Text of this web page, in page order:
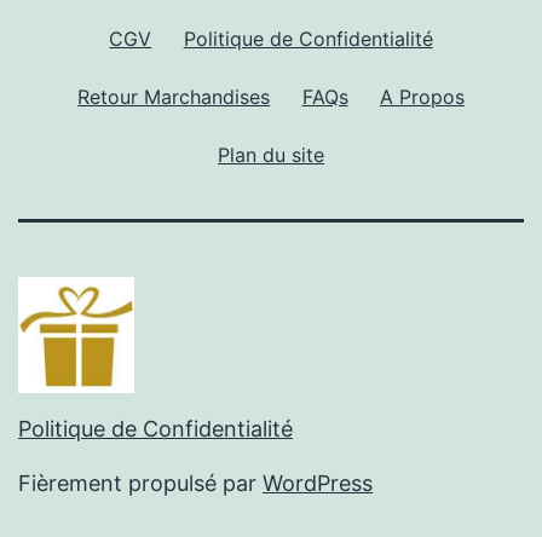
CGV Politique de Confidentialité
Retour Marchandises FAQs A Propos
Plan du site
Politique de Confidentialité
Fièrement propulsé par WordPress